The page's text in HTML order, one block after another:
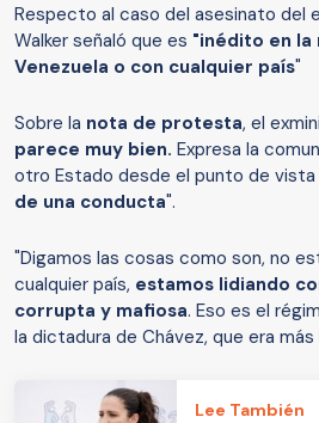
Respecto al caso del asesinato del
Walker señaló que es "inédito en
Venezuela o con cualquier país"
Sobre la nota de protesta, el
parece muy bien. Expresa la
otro Estado desde el punto de vista
de una conducta".
"Digamos las cosas como son, no
cualquier país, estamos lidiando
corrupta y mafiosa. Eso es el
la dictadura de Chávez, que era
Lee También